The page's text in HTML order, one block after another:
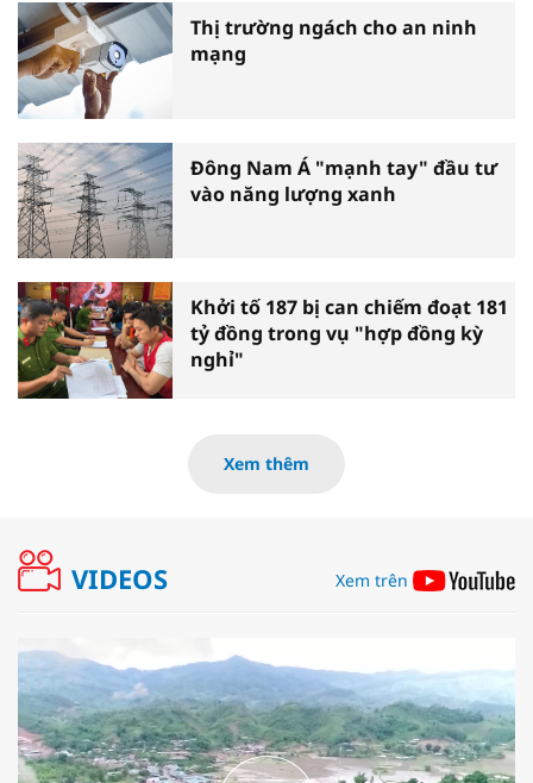
Thị trường ngách cho an ninh
mạng
Đông Nam Á "mạnh tay" đầu tư
vào năng lượng xanh
Khởi tố 187 bị can chiếm đoạt 181
tỷ đồng trong vụ "hợp đồng kỳ
nghỉ"
Xem thêm
VIDEOS Xem trên